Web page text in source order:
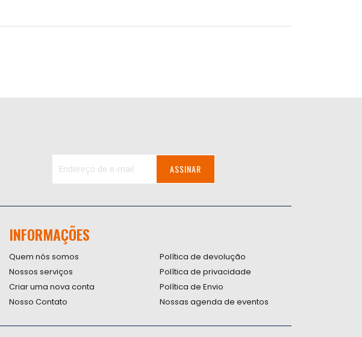
nossa
Newsletter:
ASSINAR
INFORMAÇÕES
Quem nós somos
Nossos serviços
Criar uma nova conta
Nosso Contato
Política de devolução
Política de privacidade
Política de Envio
Nossas agenda de eventos